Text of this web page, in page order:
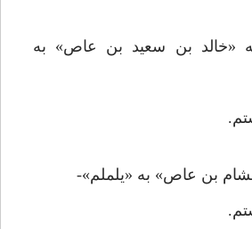
بن سعيد بن عاص» به